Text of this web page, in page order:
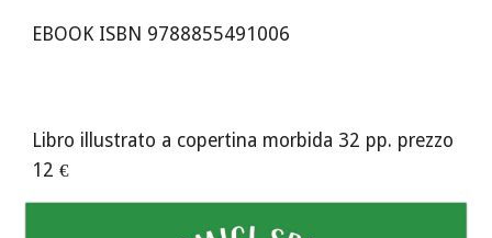
EBOOK ISBN 9788855491006
Libro illustrato a copertina morbida 32 pp. prezzo
12 €